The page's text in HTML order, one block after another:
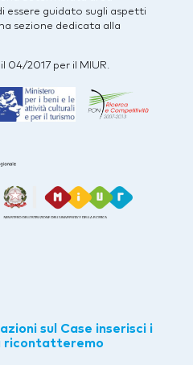
essere guidato sugli aspetti
sezione dedicata alla
04/2017 per il MIUR.
sul Case inserisci i
ricontatteremo